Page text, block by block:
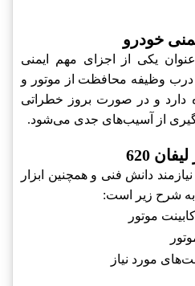
خودرو
لیفان 620 به عنوان یکی از اجزای مهم ایمنی
وظیفه محافظت از موتور و
دارد و در صورت بروز خطراتی
از آسیب‌های جدی می‌شود.
620
نصب درب موتور لیفان 620 نیازمند دانش فنی و همچنین ابزار
شرح زیر است:
موتور
مورد نیاز